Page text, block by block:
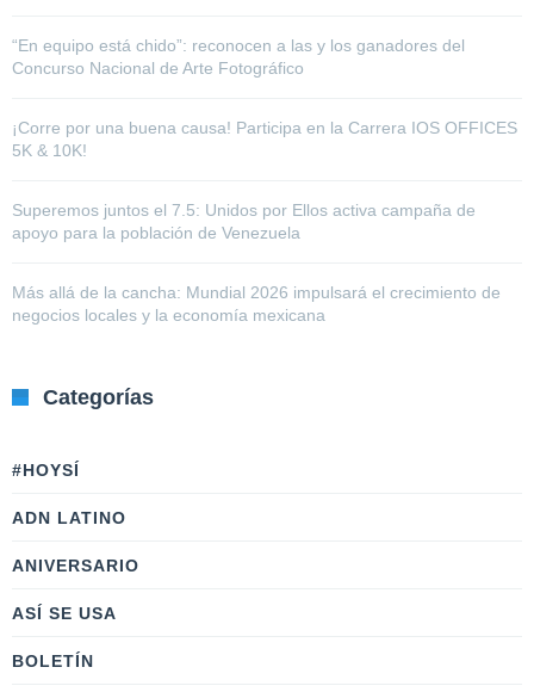
“En equipo está chido”: reconocen a las y los ganadores del
Concurso Nacional de Arte Fotográfico
¡Corre por una buena causa! Participa en la Carrera IOS OFFICES
5K & 10K!
Superemos juntos el 7.5: Unidos por Ellos activa campaña de
apoyo para la población de Venezuela
Más allá de la cancha: Mundial 2026 impulsará el crecimiento de
negocios locales y la economía mexicana
Categorías
#HOYSÍ
ADN LATINO
ANIVERSARIO
ASÍ SE USA
BOLETÍN